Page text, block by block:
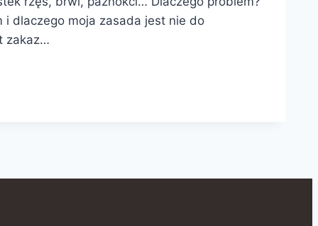
dlaczego moja zasada jest nie do
zakaz…